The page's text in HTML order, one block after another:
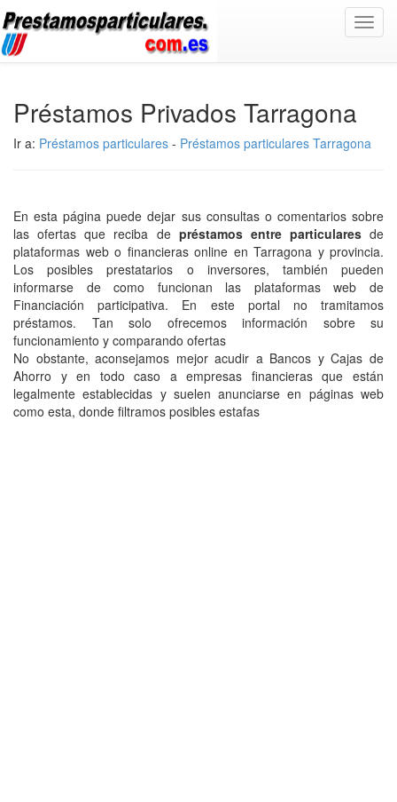
Préstamos Privados Tarragona
Ir a: Préstamos particulares - Préstamos particulares Tarragona
En esta página puede dejar sus consultas o comentarios sobre
las ofertas que reciba de préstamos entre particularesde
plataformas web o financieras online en Tarragona y provincia.
Los posibles prestatarios o inversores, también pueden
informarse de como funcionan las plataformas web de
Financiación participativa. En este portal no tramitamos
préstamos. Tan solo ofrecemos información sobre su
funcionamiento y comparando ofertas
No obstante, aconsejamos mejor acudir a Bancos y Cajas de
Ahorro y en todo caso a empresas financieras que están
legalmente establecidas y suelen anunciarse en páginas web
como esta, donde filtramos posibles estafas